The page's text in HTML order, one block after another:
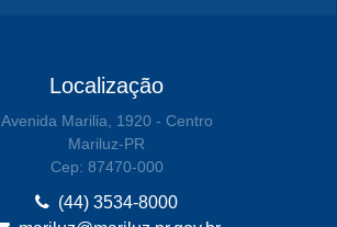
Localização
Avenida Marilia, 1920 - Centro
Mariluz-PR
Cep: 87470-000
(44) 3534-8000